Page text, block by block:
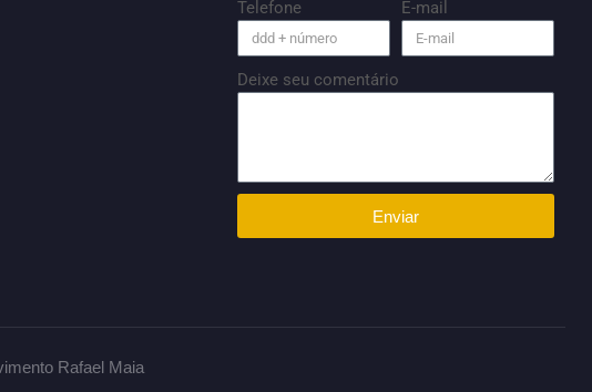
Telefone E-mail
Deixe seu comentário
Enviar
Rafael Maia